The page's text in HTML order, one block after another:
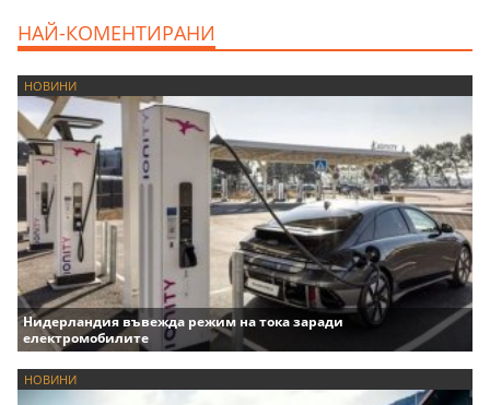
НАЙ-КОМЕНТИРАНИ
НОВИНИ
Нидерландия въвежда режим на тока заради
електромобилите
НОВИНИ